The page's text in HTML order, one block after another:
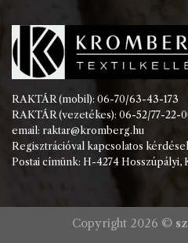
RAKTÁR (mobil): 06-70/63-43-173
RAKTÁR (vezetékes): 06-52/77-22-
email: raktar@kromberg.hu
Regisztrációval kapcsolatos
Postai címünk: H-4274 Hosszúpályi,
Copyright 2026 ©